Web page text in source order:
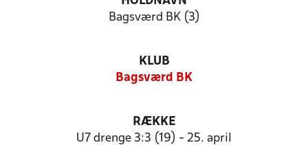
Bagsværd BK (3)
KLUB
Bagsværd BK
RÆKKE
U7 drenge 3:3 (19) - 25. april